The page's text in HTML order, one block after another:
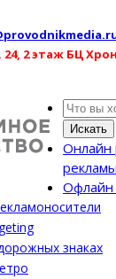
24, 2 этаж БЦ
Искать
Онлайн
рекламы
Офлайн
знаках